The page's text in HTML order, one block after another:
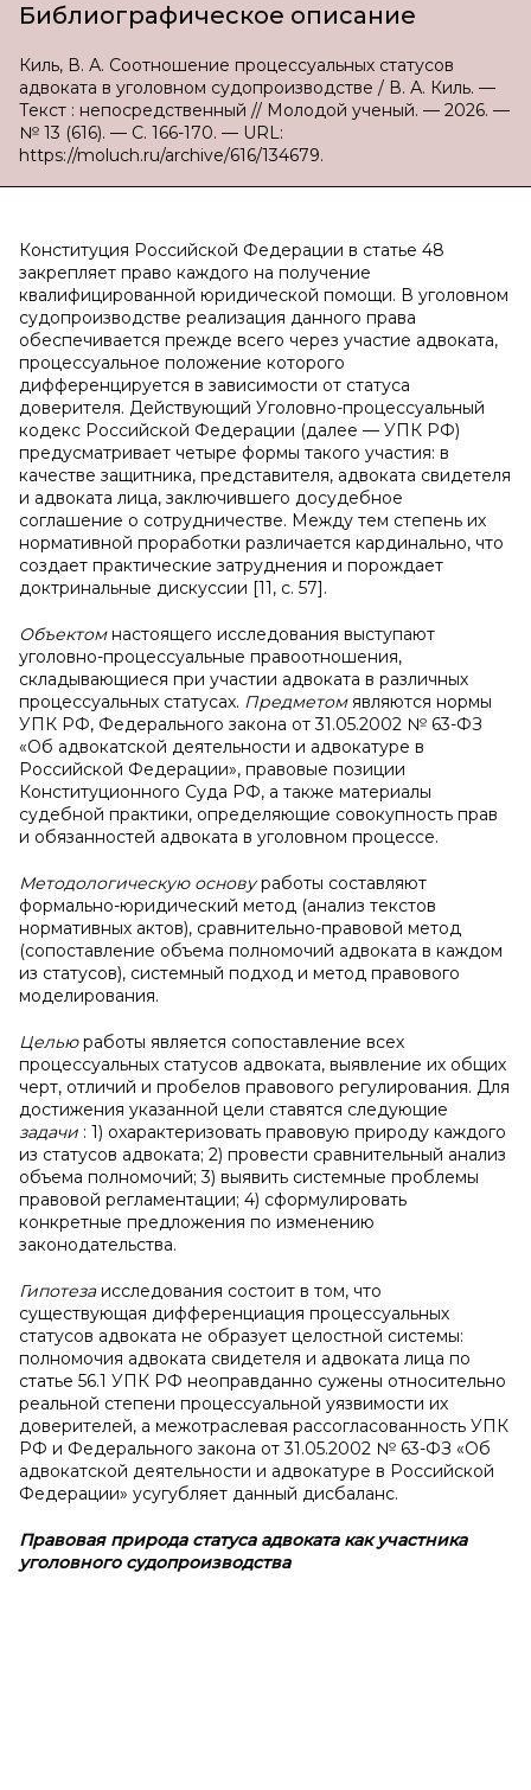
Библиографическое описание
Киль, В. А. Соотношение процессуальных статусов
адвоката в уголовном судопроизводстве / В. А. Киль. —
Текст : непосредственный // Молодой ученый. — 2026. —
№ 13 (616). — С. 166-170. — URL:
https://moluch.ru/archive/616/134679.
Конституция Российской Федерации в статье 48
закрепляет право каждого на получение
квалифицированной юридической помощи. В уголовном
судопроизводстве реализация данного права
обеспечивается прежде всего через участие адвоката,
процессуальное положение которого
дифференцируется в зависимости от статуса
доверителя. Действующий Уголовно-процессуальный
кодекс Российской Федерации (далее — УПК РФ)
предусматривает четыре формы такого участия: в
качестве защитника, представителя, адвоката свидетеля
и адвоката лица, заключившего досудебное
соглашение о сотрудничестве. Между тем степень их
нормативной проработки различается кардинально, что
создает практические затруднения и порождает
доктринальные дискуссии [11, с. 57].
Объектомнастоящего исследования выступают
уголовно-процессуальные правоотношения,
складывающиеся при участии адвоката в различных
процессуальных статусах. Предметом являются нормы
УПК РФ, Федерального закона от 31.05.2002 № 63-ФЗ
«Об адвокатской деятельности и адвокатуре в
Российской Федерации», правовые позиции
Конституционного Суда РФ, а также материалы
судебной практики, определяющие совокупность прав
и обязанностей адвоката в уголовном процессе.
Методологическую основуработы составляют
формально-юридический метод (анализ текстов
нормативных актов), сравнительно-правовой метод
(сопоставление объема полномочий адвоката в каждом
из статусов), системный подход и метод правового
моделирования.
Цельюработы является сопоставление всех
процессуальных статусов адвоката, выявление их общих
черт, отличий и пробелов правового регулирования. Для
достижения указанной цели ставятся следующие
задачи : 1) охарактеризовать правовую природу каждого
из статусов адвоката; 2) провести сравнительный анализ
объема полномочий; 3) выявить системные проблемы
правовой регламентации; 4) сформулировать
конкретные предложения по изменению
законодательства.
Гипотезаисследования состоит в том, что
существующая дифференциация процессуальных
статусов адвоката не образует целостной системы:
полномочия адвоката свидетеля и адвоката лица по
статье 56.1 УПК РФ неоправданно сужены относительно
реальной степени процессуальной уязвимости их
доверителей, а межотраслевая рассогласованность УПК
РФ и Федерального закона от 31.05.2002 № 63-ФЗ «Об
адвокатской деятельности и адвокатуре в Российской
Федерации» усугубляет данный дисбаланс.
Правовая природа статуса адвоката как участника
уголовного судопроизводства